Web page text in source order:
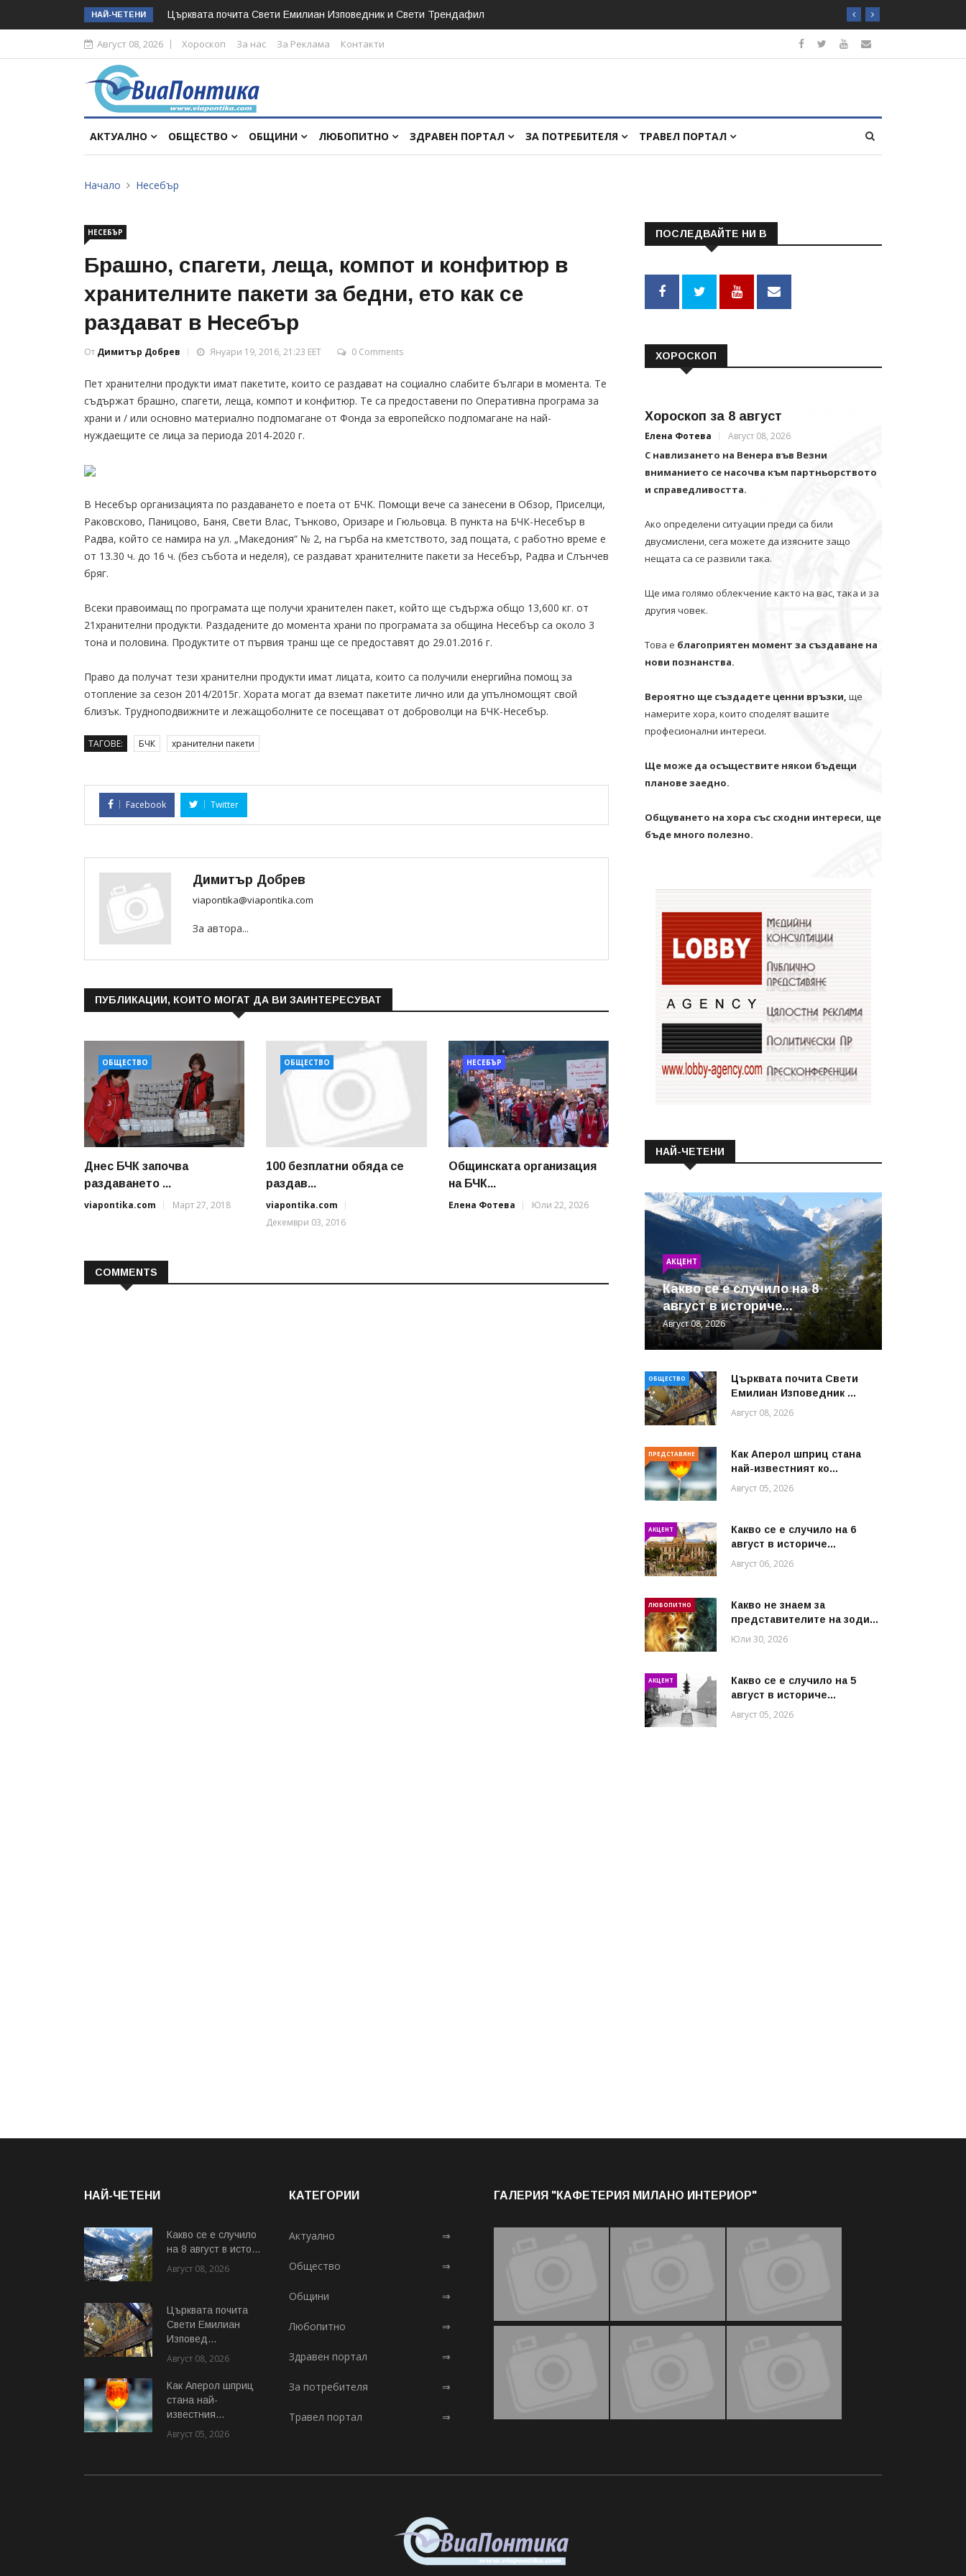
НАЙ-ЧЕТЕНИ Църквата почита Свeти Емилиан Изповедник и Свети Трендафил
Август 08, 2026 Хороскоп За нас За Реклама Контакти
АКТУАЛНО ОБЩЕСТВО ОБЩИНИ ЛЮБОПИТНО ЗДРАВЕН ПОРТАЛ ЗА ПОТРЕБИТЕЛЯ ТРАВЕЛ ПОРТАЛ
Начало Несебър
НЕСЕБЪР
Брашно, спагети, леща, компот и конфитюр в
хранителните пакети за бедни, ето как се
раздават в Несебър
От Димитър Добрев Януари 19, 2016, 21:23 EET 0 Comments
Пет хранителни продукти имат пакетите, които се раздават на социално слабите българи в момента. Те
съдържат брашно, спагети, леща, компот и конфитюр. Те са предоставени по Оперативна програма за
храни и / или основно материално подпомагане от Фонда за европейско подпомагане на най-
нуждаещите се лица за периода 2014-2020 г.
В Несебър организацията по раздаването е поета от БЧК. Помощи вече са занесени в Обзор, Приселци,
Раковсково, Паницово, Баня, Свети Влас, Тънково, Оризаре и Гюльовца. В пункта на БЧК-Несебър в
Радва, който се намира на ул. „Македония“ № 2, на гърба на кметството, зад пощата, с работно време е
от 13.30 ч. до 16 ч. (без събота и неделя), се раздават хранителните пакети за Несебър, Радва и Слънчев
бряг.
Всеки правоимащ по програмата ще получи хранителен пакет, който ще съдържа общо 13,600 кг. от
21хранителни продукти. Раздадените до момента храни по програмата за община Несебър са около 3
тона и половина. Продуктите от първия транш ще се предоставят до 29.01.2016 г.
Право да получат тези хранителни продукти имат лицата, които са получили енергийна помощ за
отопление за сезон 2014/2015г. Хората могат да вземат пакетите лично или да упълномощят свой
близък. Трудноподвижните и лежащоболните се посещават от доброволци на БЧК-Несебър.
ТАГОВЕ: БЧК хранителни пакети
Facebook Twitter
Димитър Добрев
viapontika@viapontika.com
За автора...
ПУБЛИКАЦИИ, КОИТО МОГАТ ДА ВИ ЗАИНТЕРЕСУВАТ
ОБЩЕСТВО
Днес БЧК започва
раздаването ...
viapontika.com
Март 27, 2018
ОБЩЕСТВО
100 безплатни обяда се
раздав...
viapontika.com
Декември 03, 2016
НЕСЕБЪР
Общинската организация
на БЧК...
Елена Фотева
Юли 22, 2026
COMMENTS
ПОСЛЕДВАЙТЕ НИ В
ХОРОСКОП
Хороскоп за 8 август
Елена Фотева Август 08, 2026
С навлизането на Венера във Везни
вниманието се насочва към партньорството
и справедливостта.
Ако определени ситуации преди са били
двусмислени, сега можете да изясните защо
нещата са се развили така.
Ще има голямо облекчение както на вас, така и за
другия човек.
Това е благоприятен момент за създаване на
нови познанства.
Вероятно ще създадете ценни връзки, ще
намерите хора, които споделят вашите
професионални интереси.
Ще може да осъществите някои бъдещи
планове заедно.
Общуването на хора със сходни интереси, ще
бъде много полезно.
НАЙ-ЧЕТЕНИ
АКЦЕНТ
Какво се е случило на 8
август в историче...
Август 08, 2026
ОБЩЕСТВО
Църквата почита Свeти
Емилиан Изповедник ...
Август 08, 2026
ПРЕДСТАВЯНЕ
Как Аперол шприц стана
най-известният ко...
Август 05, 2026
АКЦЕНТ
Какво се е случило на 6
август в историче...
Август 06, 2026
ЛЮБОПИТНО
Какво не знаем за
представителите на зоди...
Юли 30, 2026
АКЦЕНТ
Какво се е случило на 5
август в историче...
Август 05, 2026
НАЙ-ЧЕТЕНИ
Какво се е случило
на 8 август в исто...
Август 08, 2026
Църквата почита
Свeти Емилиан
Изповед...
Август 08, 2026
Как Аперол шприц
стана най-
известния...
Август 05, 2026
КАТЕГОРИИ
Актуално ⇒
Общество ⇒
Общини ⇒
Любопитно ⇒
Здравен портал ⇒
За потребителя ⇒
Травел портал ⇒
ГАЛЕРИЯ "КАФЕТЕРИЯ МИЛАНО ИНТЕРИОР"